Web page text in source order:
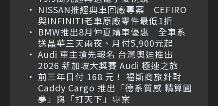
NISSAN推經典車回廠專案 CEFIRO
與INFINITI老車原廠零件最低1折
BMW推出8月仲夏購車優惠 全車系
送晶華三天兩夜、月付5,900元起
Audi 車主搶先報名 台灣奧迪推出
2026 新加坡大獎賽 Audi 極速之旅
前三年日付 168 元！ 福斯商旅針對
Caddy Cargo 推出「德系質感 精算圓
夢」與「打天下」專案